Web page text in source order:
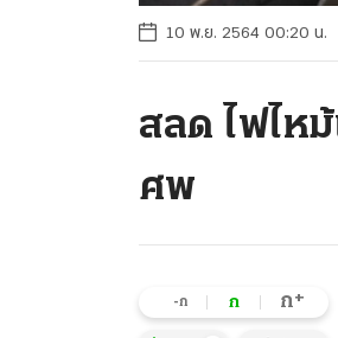
10 พ.ย. 2564 00:20 น.
สลด ไฟไห
ศพ
-ก ก ก+